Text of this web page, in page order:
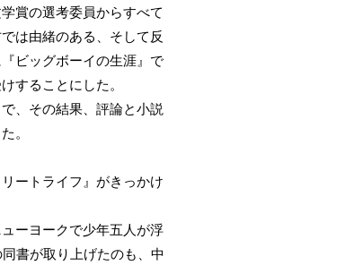
賞の選考委員からすべて
は由緒のある、そして反
ビッグボーイの生涯』で
することにした。
、その結果、評論と小説
。
ートライフ』がきっかけ
ーヨークで少年五人が浮
書が取り上げたのも、中